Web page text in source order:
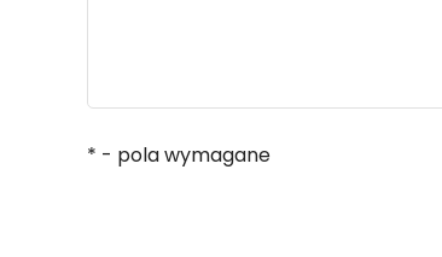
* - pola wymagane